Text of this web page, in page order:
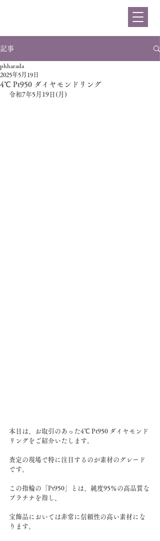
記事
4℃ Pt950 ダイヤモンドリング
phharada
2025年5月19日
令和7年5月19日(月)
本日は、お取引のあった4℃ Pt950 ダイヤモンド
リングをご紹介いたします。
査定の現場で特に注目するのが素材のグレード
です。
この指輪の「Pt950」とは、純度95％の高品質な
プラチナを指し、
宝飾品においては非常に信頼性の高い素材にな
ります。